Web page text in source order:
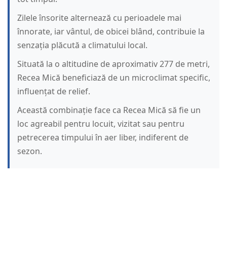
Zilele însorite alternează cu perioadele mai
înnorate, iar vântul, de obicei blând, contribuie la
senzația plăcută a climatului local.
Situată la o altitudine de aproximativ 277 de metri,
Recea Mică beneficiază de un microclimat specific,
influențat de relief.
Această combinație face ca Recea Mică să fie un
loc agreabil pentru locuit, vizitat sau pentru
petrecerea timpului în aer liber, indiferent de
sezon.